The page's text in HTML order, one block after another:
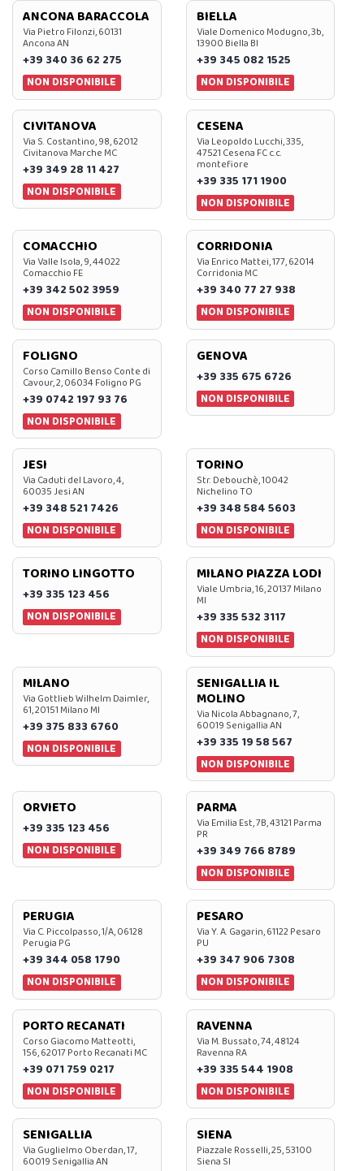
ANCONA BARACCOLA
Via Pietro Filonzi, 60131
Ancona AN
+39 340 36 62 275
NON DISPONIBILE
BIELLA
Viale Domenico Modugno, 3b,
13900 Biella BI
+39 345 082 1525
NON DISPONIBILE
CIVITANOVA
Via S. Costantino, 98, 62012
Civitanova Marche MC
+39 349 28 11 427
NON DISPONIBILE
CESENA
Via Leopoldo Lucchi, 335,
47521 Cesena FC c.c.
montefiore
+39 335 171 1900
NON DISPONIBILE
COMACCHIO
Via Valle Isola, 9, 44022
Comacchio FE
+39 342 502 3959
NON DISPONIBILE
CORRIDONIA
Via Enrico Mattei, 177, 62014
Corridonia MC
+39 340 77 27 938
NON DISPONIBILE
FOLIGNO
Corso Camillo Benso Conte di
Cavour, 2, 06034 Foligno PG
+39 0742 197 93 76
NON DISPONIBILE
GENOVA
+39 335 675 6726
NON DISPONIBILE
JESI
Via Caduti del Lavoro, 4,
60035 Jesi AN
+39 348 521 7426
NON DISPONIBILE
TORINO
Str. Debouchè, 10042
Nichelino TO
+39 348 584 5603
NON DISPONIBILE
TORINO LINGOTTO
+39 335 123 456
NON DISPONIBILE
MILANO PIAZZA LODI
Viale Umbria, 16, 20137 Milano
MI
+39 335 532 3117
NON DISPONIBILE
MILANO
Via Gottlieb Wilhelm Daimler,
61, 20151 Milano MI
+39 375 833 6760
NON DISPONIBILE
SENIGALLIA IL
MOLINO
Via Nicola Abbagnano, 7,
60019 Senigallia AN
+39 335 19 58 567
NON DISPONIBILE
ORVIETO
+39 335 123 456
NON DISPONIBILE
PARMA
Via Emilia Est, 7B, 43121 Parma
PR
+39 349 766 8789
NON DISPONIBILE
PERUGIA
Via C. Piccolpasso, 1/A, 06128
Perugia PG
+39 344 058 1790
NON DISPONIBILE
PESARO
Via Y. A. Gagarin, 61122 Pesaro
PU
+39 347 906 7308
NON DISPONIBILE
PORTO RECANATI
Corso Giacomo Matteotti,
156, 62017 Porto Recanati MC
+39 071 759 0217
NON DISPONIBILE
RAVENNA
Via M. Bussato, 74, 48124
Ravenna RA
+39 335 544 1908
NON DISPONIBILE
SENIGALLIA
Via Guglielmo Oberdan, 17,
60019 Senigallia AN
SIENA
Piazzale Rosselli, 25, 53100
Siena SI